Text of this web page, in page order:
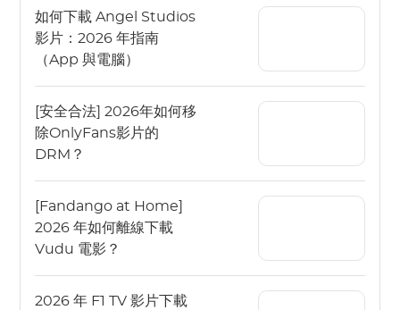
如何下載 Angel Studios
影片：2026 年指南
（App 與電腦）
[安全合法] 2026年如何移
除OnlyFans影片的
DRM？
[Fandango at Home]
2026 年如何離線下載
Vudu 電影？
2026 年 F1 TV 影片下載